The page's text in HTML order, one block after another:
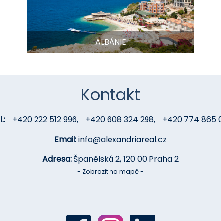
ALBÁNIE
Kontakt
+420 222 512 996, +420 608 324 298,
+420 774 865
Email:info@alexandriareal.cz
Adresa: Španělská 2, 120 00 Praha 2
- Zobrazit na mapě -